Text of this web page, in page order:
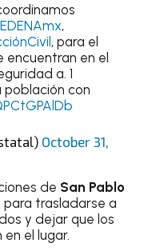
,
, para el
encuentran en el
a. 1
población con
October 31,
de San Pablo
para trasladarse a
y dejar que los
el lugar.